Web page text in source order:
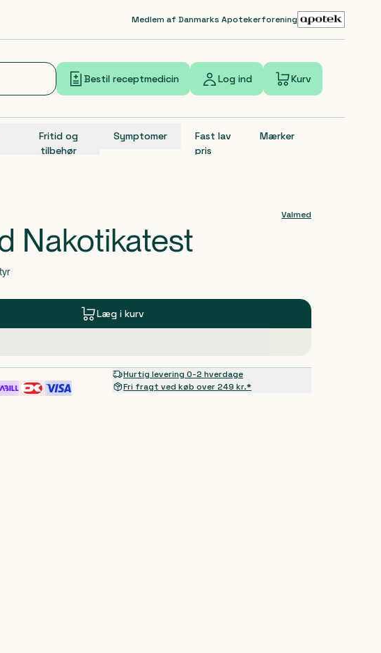
Medlem af Danmarks Apotekerforening
Bestil receptmedicin Log ind Kurv
Fritid og
tilbehør
Symptomer
Fast lav
pris
Mærker
Valmed
Nakotikatest
Læg i kurv
Hurtig levering 0-2 hverdage
Fri fragt ved køb over 249 kr.*